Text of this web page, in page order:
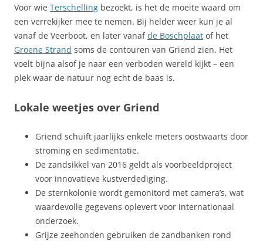
Voor wie Terschelling bezoekt, is het de moeite waard om
een verrekijker mee te nemen. Bij helder weer kun je al
vanaf de Veerboot, en later vanafde Boschplaat of het
Groene Strand soms de contouren van Griend zien. Het
voelt bijna alsof je naar een verboden wereld kijkt – een
plek waar de natuur nog echt de baas is.
Lokale weetjes over Griend
Griend schuift jaarlijks enkele meters oostwaarts door
stroming en sedimentatie.
De zandsikkel van 2016 geldt als voorbeeldproject
voor innovatieve kustverdediging.
De sternkolonie wordt gemonitord met camera’s, wat
waardevolle gegevens oplevert voor internationaal
onderzoek.
Grijze zeehonden gebruiken de zandbanken rond